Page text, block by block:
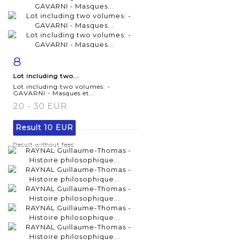
8
Lot including two...
Lot including two volumes: -
GAVARNI - Masques et...
20 - 30 EUR
Result 10 EUR
Result without fees